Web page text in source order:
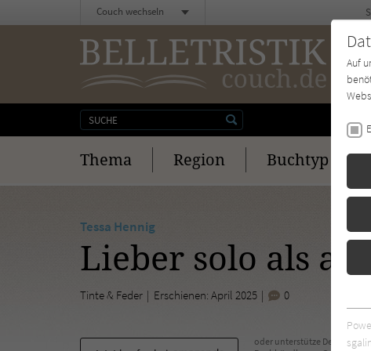
Thema Region Buchtyp
Couch wechseln
Tessa Hennig
Lieber solo als
Tinte & Feder Erschienen: April 2025 0
oder unterstütze Deinen
Auf